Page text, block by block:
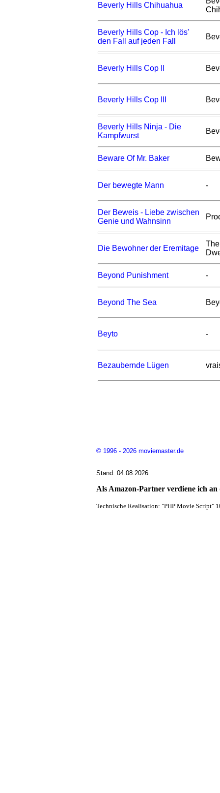
Beverly Hills Chihuahua
Beverly Hills Cop - Ich lös'
den Fall auf jeden Fall
Beverly Hills Cop II
Beverly Hills Cop III
Beverly Hills Ninja - Die
Kampfwurst
Beware Of Mr. Baker
Der bewegte Mann -
Der Beweis - Liebe zwischen
Genie und Wahnsinn
Die Bewohner der Eremitage
Beyond Punishment -
Beyond The Sea
Beyto -
Bezaubernde Lügen
© 1996 - 2026 moviemaster.de
Stand: 04.08.2026
Als Amazon-Partner verdiene ich
Technische Realisation: "PHP Movie Script"